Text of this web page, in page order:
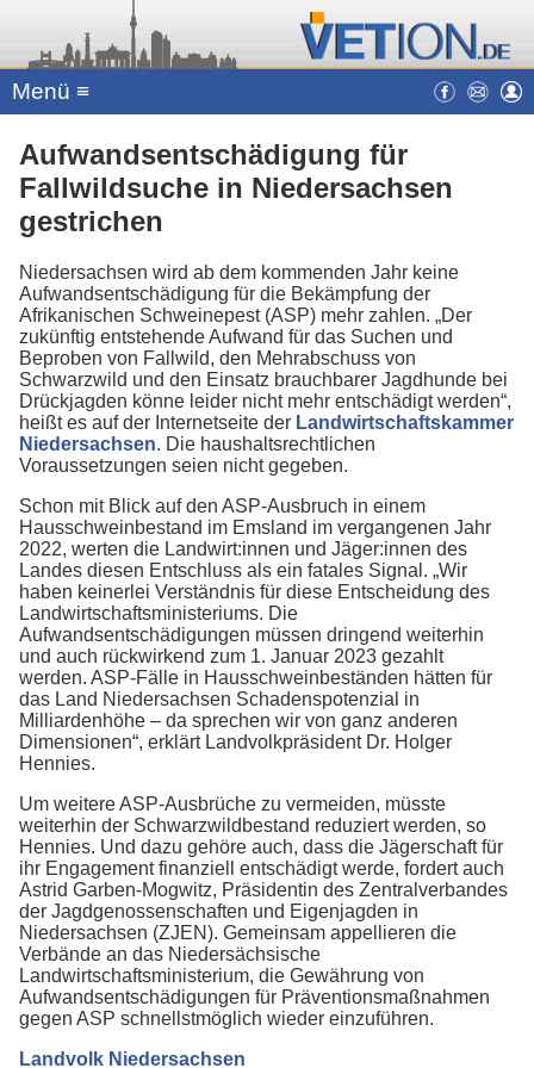
Menü ≡
Aufwandsentschädigung für
Fallwildsuche in Niedersachsen
gestrichen
Niedersachsen wird ab dem kommenden Jahr keine
Aufwandsentschädigung für die Bekämpfung der
Afrikanischen Schweinepest (ASP) mehr zahlen. „Der
zukünftig entstehende Aufwand für das Suchen und
Beproben von Fallwild, den Mehrabschuss von
Schwarzwild und den Einsatz brauchbarer Jagdhunde bei
Drückjagden könne leider nicht mehr entschädigt werden“,
heißt es auf der Internetseite der Landwirtschaftskammer
Niedersachsen. Die haushaltsrechtlichen
Voraussetzungen seien nicht gegeben.
Schon mit Blick auf den ASP-Ausbruch in einem
Hausschweinbestand im Emsland im vergangenen Jahr
2022, werten die Landwirt:innen und Jäger:innen des
Landes diesen Entschluss als ein fatales Signal. „Wir
haben keinerlei Verständnis für diese Entscheidung des
Landwirtschaftsministeriums. Die
Aufwandsentschädigungen müssen dringend weiterhin
und auch rückwirkend zum 1. Januar 2023 gezahlt
werden. ASP-Fälle in Hausschweinbeständen hätten für
das Land Niedersachsen Schadenspotenzial in
Milliardenhöhe – da sprechen wir von ganz anderen
Dimensionen“, erklärt Landvolkpräsident Dr. Holger
Hennies.
Um weitere ASP-Ausbrüche zu vermeiden, müsste
weiterhin der Schwarzwildbestand reduziert werden, so
Hennies. Und dazu gehöre auch, dass die Jägerschaft für
ihr Engagement finanziell entschädigt werde, fordert auch
Astrid Garben-Mogwitz, Präsidentin des Zentralverbandes
der Jagdgenossenschaften und Eigenjagden in
Niedersachsen (ZJEN). Gemeinsam appellieren die
Verbände an das Niedersächsische
Landwirtschaftsministerium, die Gewährung von
Aufwandsentschädigungen für Präventionsmaßnahmen
gegen ASP schnellstmöglich wieder einzuführen.
Landvolk Niedersachsen